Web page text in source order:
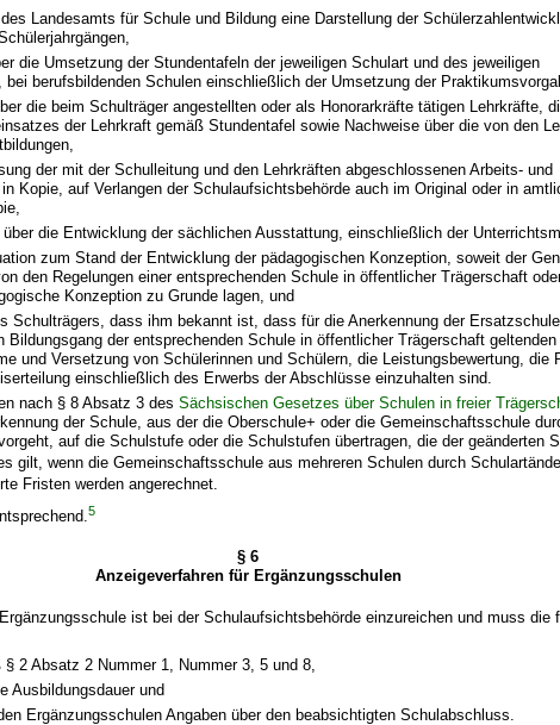
Landesamts für Schule und Bildung eine Darstellung der
die Umsetzung der Stundentafeln der jeweiligen Schulart und des jeweiligen
bei berufsbildenden Schulen einschließlich der Umsetzung der
die beim Schulträger angestellten oder als Honorarkräfte tätigen Lehrkräfte,
der Lehrkraft gemäß Stundentafel sowie Nachweise über die von den
der mit der Schulleitung und den Lehrkräften abgeschlossenen Arbeits- und
in Kopie, auf Verlangen der Schulaufsichtsbehörde auch im Original oder in
die Entwicklung der sächlichen Ausstattung, einschließlich der
zum Stand der Entwicklung der pädagogischen Konzeption, soweit der
den Regelungen einer entsprechenden Schule in öffentlicher Trägerschaft
Konzeption zu Grunde lagen, und
Schulträgers, dass ihm bekannt ist, dass für die Anerkennung der
Bildungsgang der entsprechenden Schule in öffentlicher Trägerschaft geltenden
und Versetzung von Schülerinnen und Schülern, die Leistungsbewertung, die
einschließlich des Erwerbs der Abschlüsse einzuhalten sind.
nach § 8 Absatz 3 desSächsischen Gesetzes über Schulen in freier
der Schule, aus der die Oberschule+ oder die Gemeinschaftsschule
auf die Schulstufe oder die Schulstufen übertragen, die der geänderten
gilt, wenn die Gemeinschaftsschule aus mehreren Schulen durch
Fristen werden angerechnet.
5
§ 6
Anzeigeverfahren für Ergänzungsschulen
ist bei der Schulaufsichtsbehörde einzureichen und muss die
2 Absatz 2 Nummer 1, Nummer 3, 5 und 8,
Ausbildungsdauer und
Ergänzungsschulen Angaben über den beabsichtigten Schulabschluss.